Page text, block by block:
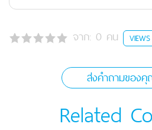
จาก: 0 คน VIEWS
ส่งคำถามของ
Related